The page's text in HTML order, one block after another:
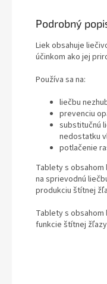
Podrobný
Liek obsahuje
účinkom ako jej
Používa sa na:
liečbu
prevenciu
substitučnú
nedostatku
potlačenie
Tablety s obsahom
na sprievodnú
produkciu štítnej
Tablety s obsahom
funkcie štítnej